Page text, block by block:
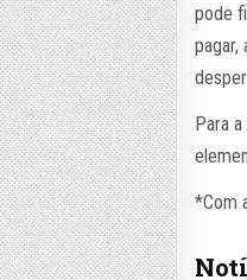
pode
pagar,
Para
*Com